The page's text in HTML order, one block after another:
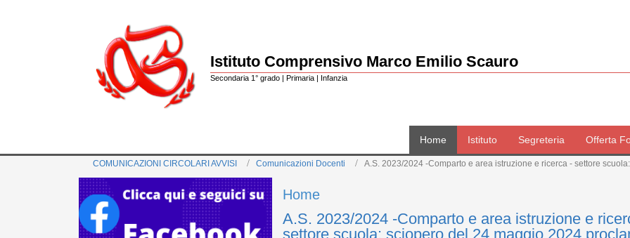
Istituto Comprensivo Marco Emilio Scauro
Secondaria 1° grado | Primaria | Infanzia
Home Istituto Segreteria Offerta
COMUNICAZIONI CIRCOLARI AVVISI Comunicazioni Docenti A.S. 2023/2024 -Comparto e area istruzione e ricerca - settore
Home
A.S. 2023/2024 -Comparto e area istruzione e
settore scuola: sciopero del 24 maggio 2024